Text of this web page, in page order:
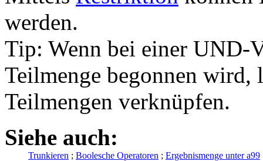
werden.
Tip: Wenn bei einer UND-
Teilmenge begonnen wird,
Teilmengen verknüpfen.
Siehe auch:
Trunkieren ; Boolesche Operatoren ; Ergebnismenge unter a99